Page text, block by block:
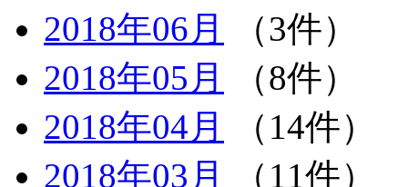
2018年06月
（3件）
2018年05月
（8件）
2018年04月
（14件）
2018年03月
（11件）